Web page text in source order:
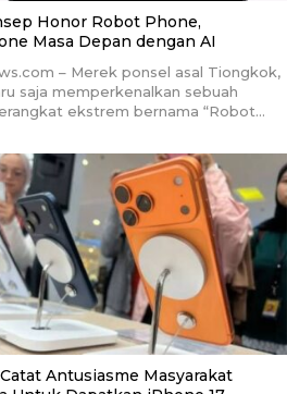
Honor Robot Phone,
Masa Depan dengan AI
– Merek ponsel asal Tiongkok,
saja memperkenalkan sebuah
ekstrem bernama “Robot…
Antusiasme Masyarakat